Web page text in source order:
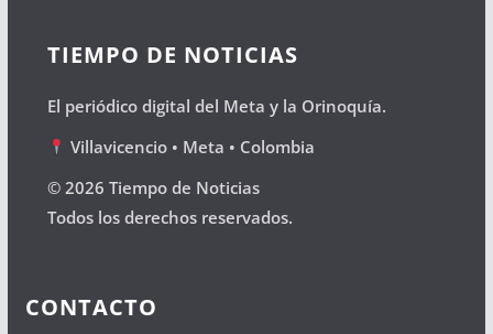
TIEMPO DE NOTICIAS
El periódico digital del Meta y la Orinoquía.
Villavicencio • Meta • Colombia
© 2026 Tiempo de Noticias
Todos los derechos reservados.
CONTACTO